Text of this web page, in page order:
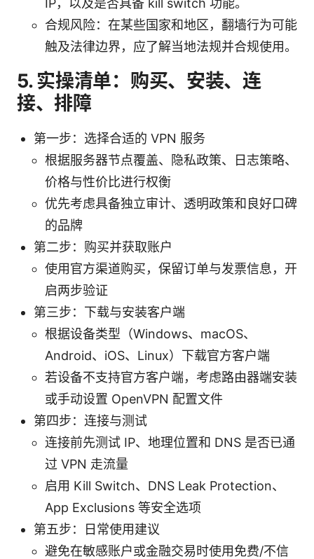
合规风险：在某些国家和地区，翻墙行为可能
触及法律边界，应了解当地法规并合规使用。
5. 实操清单：购买、安装、连
接、排障
第一步：选择合适的 VPN 服务
根据服务器节点覆盖、隐私政策、日志策略、
价格与性价比进行权衡
优先考虑具备独立审计、透明政策和良好口碑
的品牌
第二步：购买并获取账户
使用官方渠道购买，保留订单与发票信息，开
启两步验证
第三步：下载与安装客户端
根据设备类型（Windows、macOS、
Android、iOS、Linux）下载官方客户端
若设备不支持官方客户端，考虑路由器端安装
或手动设置 OpenVPN 配置文件
第四步：连接与测试
连接前先测试 IP、地理位置和 DNS 是否已通
过 VPN 走流量
启用 Kill Switch、DNS Leak Protection、
App Exclusions 等安全选项
第五步：日常使用建议
避免在敏感账户或金融交易时使用免费/不信